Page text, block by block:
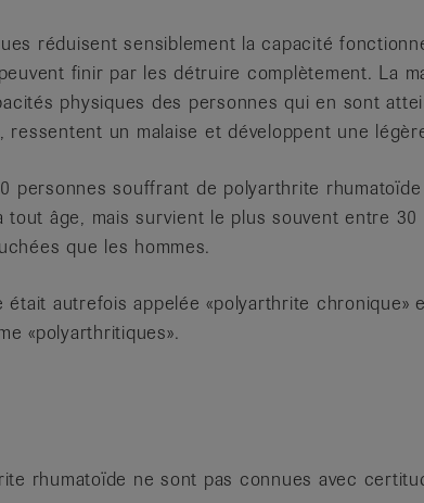
réduisent sensiblement la capacité
finir par les détruire complètement. La
physiques des personnes qui en sont
ressentent un malaise et développent une
personnes souffrant de polyarthrite rhumatoïde
tout âge, mais survient le plus souvent entre 30
que les hommes.
était autrefois appelée «polyarthrite chronique»
«polyarthritiques».
rhumatoïde ne sont pas connues avec